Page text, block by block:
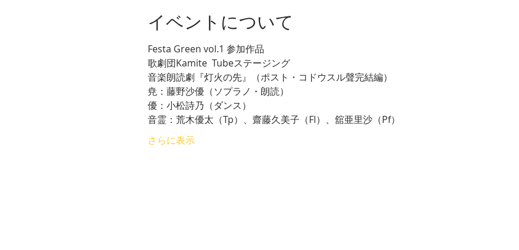
イベントについて
Festa Green vol.1 参加作品
歌劇団Kamite  Tubeステージング
音楽朗読劇『灯火の先』（ポスト・コドウスル聲完結編）
尭：藤野沙優（ソプラノ・朗読）
優：小松詩乃（ダンス）
音霊：荒木優太（Tp）、齋藤久美子（Fl）、舘亜里沙（Pf）
さらに表示